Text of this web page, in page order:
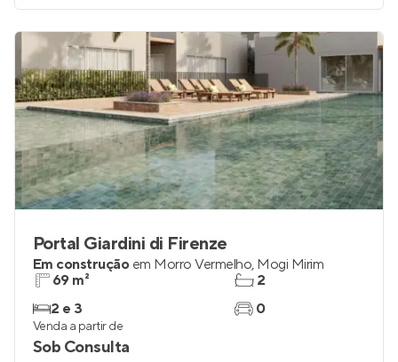
Portal Giardini di Firenze
Em construção em Morro Vermelho, Mogi Mirim
69 m²
2 e 3
2
0
Venda a partir de
Sob Consulta